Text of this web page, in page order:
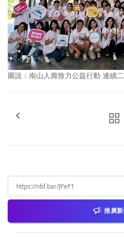
圖說：南山人壽致力公益行動 連續
推廣